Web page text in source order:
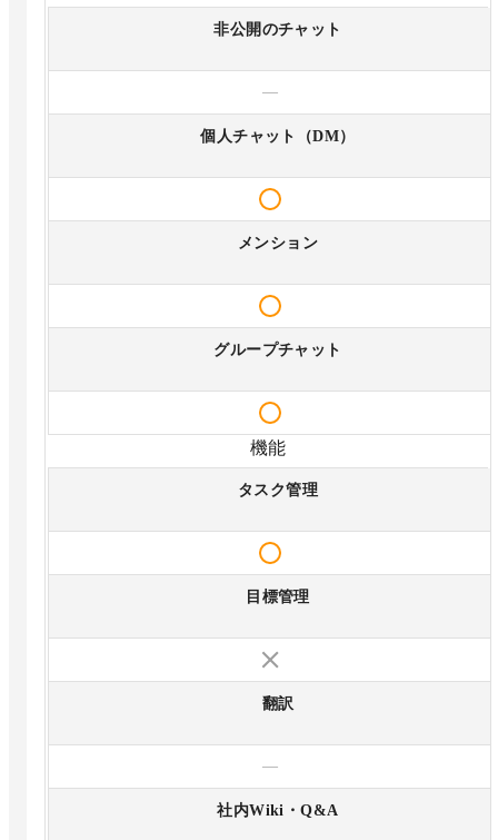
非公開のチャット
—
個人チャット（DM）
メンション
グループチャット
機能
タスク管理
目標管理
翻訳
—
社内Wiki・Q&A